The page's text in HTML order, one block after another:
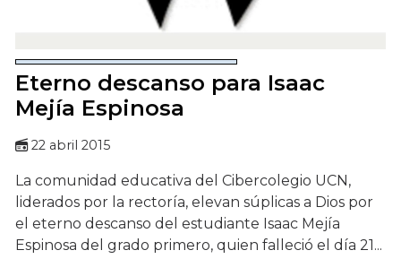
Eterno descanso para Isaac
Mejía Espinosa
22 abril 2015
La comunidad educativa del Cibercolegio UCN,
liderados por la rectoría, elevan súplicas a Dios por
el eterno descanso del estudiante Isaac Mejía
Espinosa del grado primero, quien falleció el día 21...